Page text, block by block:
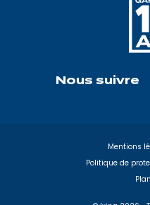
Nous suivre
Mentions
Politique de